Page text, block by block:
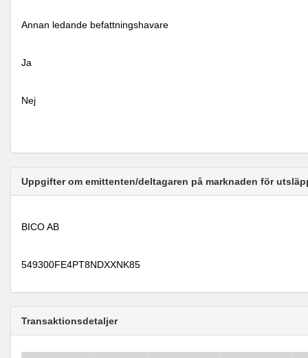
Annan ledande befattningshavare
Ja
Nej
Uppgifter om emittenten/deltagaren på marknaden för
BICO AB
549300FE4PT8NDXXNK85
Transaktionsdetaljer